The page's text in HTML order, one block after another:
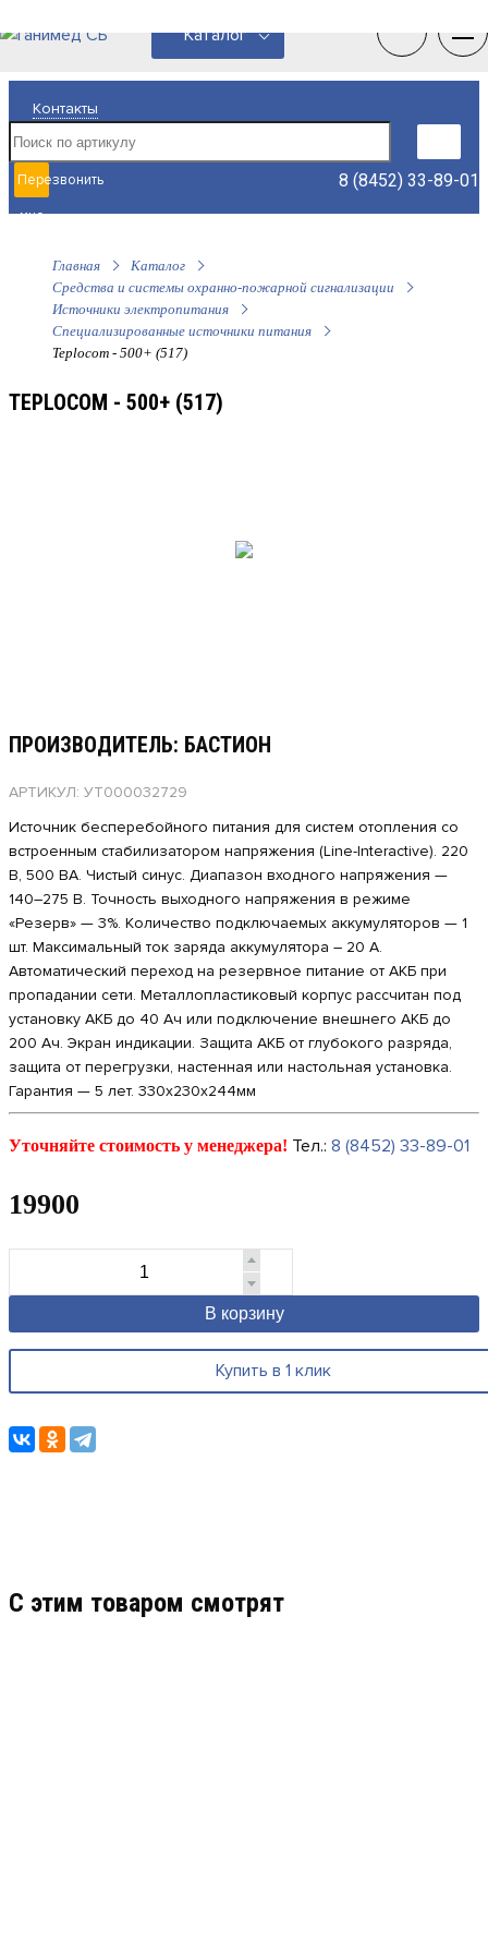
Контакты
Перезвонить
мне
8 (8452) 33-89-01
Каталог
Главная
Каталог
Средства и системы охранно-пожарной сигнализации
Источники электропитания
Специализированные источники питания
Teplocom - 500+ (517)
TEPLOCOM - 500+ (517)
ПРОИЗВОДИТЕЛЬ: БАСТИОН
АРТИКУЛ: УТ000032729
Источник бесперебойного питания для систем отопления со
встроенным стабилизатором напряжения (Line-Interactive). 220
В, 500 ВА. Чистый синус. Диапазон входного напряжения —
140–275 В. Точность выходного напряжения в режиме
«Резерв» — 3%. Количество подключаемых аккумуляторов — 1
шт. Максимальный ток заряда аккумулятора – 20 А.
Автоматический переход на резервное питание от АКБ при
пропадании сети. Металлопластиковый корпус рассчитан под
установку АКБ до 40 Ач или подключение внешнего АКБ до
200 Ач. Экран индикации. Защита АКБ от глубокого разряда,
защита от перегрузки, настенная или настольная установка.
Гарантия — 5 лет. 330х230х244мм
Уточняйте стоимость у менеджера! Тел.: 8 (8452) 33-89-01
19900
В корзину
Купить в 1 клик
C этим товаром смотрят